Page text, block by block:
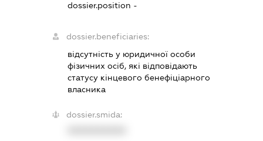
dossier.position -
dossier.beneficiaries:
відсутність у юридичної особи
фізичних осіб, які відповідають
статусу кінцевого бенефіціарного
власника
dossier.smida: